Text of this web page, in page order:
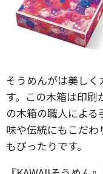
そうめんがは美しく
す。この木箱は印刷
の木箱の職人による
味や伝統にもこだ
もぴったりです。